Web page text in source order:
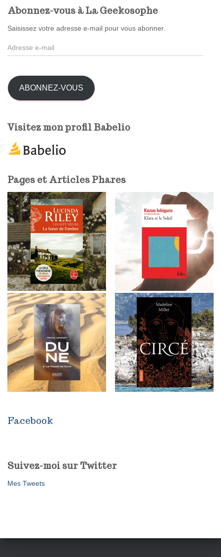
r
c
e
:
Abonnez-vous à La Geekosophe
Saisissez votre adresse e-mail pour vous abonner.
A
d
s
s
a
l
ABONNEZ-VOUS
Visitez mon profil Babelio
Pages et Articles Phares
Facebook
Suivez-moi sur Twitter
Mes Tweets